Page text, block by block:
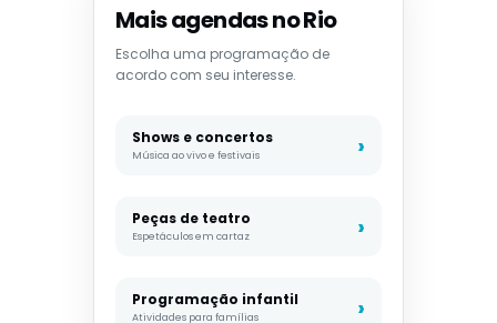
Mais agendas no Rio
Escolha uma programação de
acordo com seu interesse.
Shows e concertos
Música ao vivo e festivais
Peças de teatro
Espetáculos em cartaz
Programação infantil
Atividades para famílias